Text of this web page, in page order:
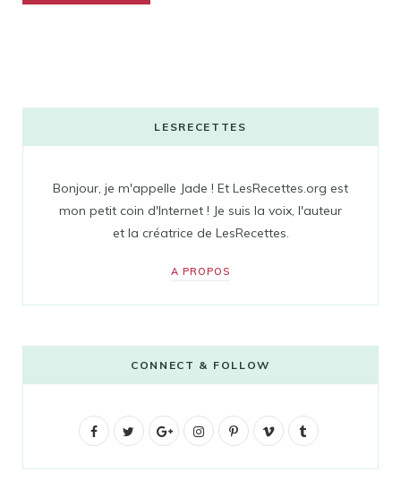
LESRECETTES
Bonjour, je m'appelle Jade ! Et LesRecettes.org est
mon petit coin d'Internet ! Je suis la voix, l'auteur
et la créatrice de LesRecettes.
A PROPOS
CONNECT & FOLLOW
F
G
I
P
V